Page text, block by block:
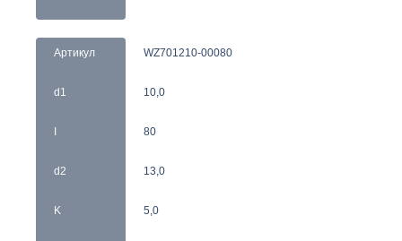
Артикул
d1
I
d2
K
WZ701210-00080
10,0
80
13,0
5,0